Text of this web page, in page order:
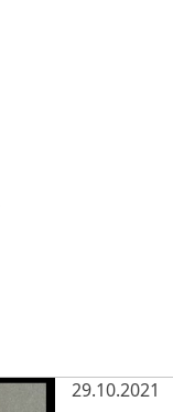
29.10.2021